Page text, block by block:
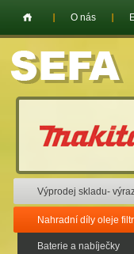
O nás
Výprodej skladu-
Nahradní díly oleje
Baterie a nabíječky